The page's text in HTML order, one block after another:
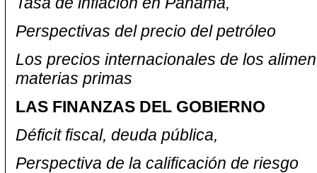
Perspectivas del precio del petróleo
Los precios internacionales de los
materias primas
LAS FINANZAS DEL GOBIERNO
Déficit fiscal, deuda pública,
Perspectiva de la calificación de riesgo